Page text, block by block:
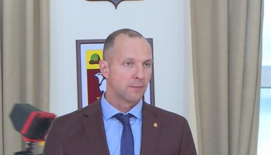
Перейти к основному содержанию